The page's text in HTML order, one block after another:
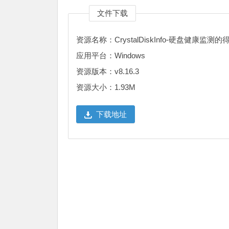
文件下载
资源名称：CrystalDiskInfo-硬盘健康监测的
应用平台：Windows
资源版本：v8.16.3
资源大小：1.93M
下载地址